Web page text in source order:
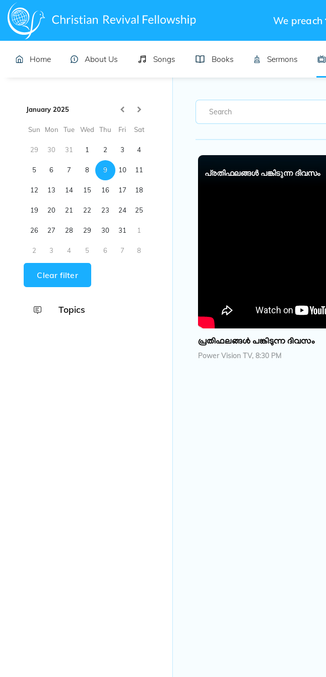
We preach
Home About Us Songs Books Sermons
January 2025
Sun Mon Tue Wed Thu Fri Sat
29 30 31 1 2 3 4
5 6 7 8 9 10 11
12 13 14 15 16 17 18
19 20 21 22 23 24 25
26 27 28 29 30 31 1
2 3 4 5 6 7 8
Clear filter
Topics
പ്രതിഫലങ്ങൾ പങ്കിടുന്ന ദിവസം
പ്രതിഫലങ്ങൾ പങ്കിടുന്ന ദിവസം
Power Vision TV, 8:30 PM